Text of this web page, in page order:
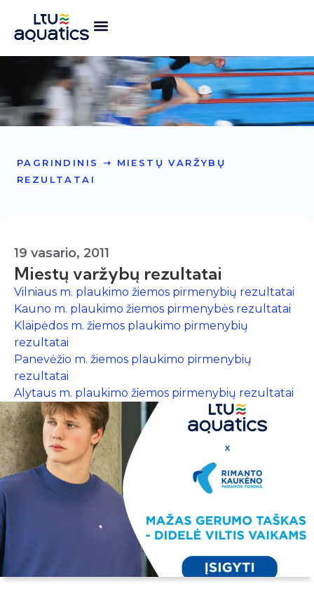
PAGRINDINIS ➝ MIESTŲ VARŽYBŲ
REZULTATAI
19 vasario, 2011
Miestų varžybų rezultatai
Vilniaus m. plaukimo žiemos pirmenybių rezultatai
Kauno m. plaukimo žiemos pirmenybės rezultatai
Klaipėdos m. žiemos plaukimo pirmenybių
rezultatai
Panevėžio m. žiemos plaukimo pirmenybių
rezultatai
Alytaus m. plaukimo žiemos pirmenybių rezultatai